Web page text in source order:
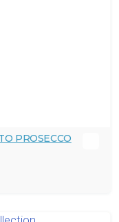
PROSECCO